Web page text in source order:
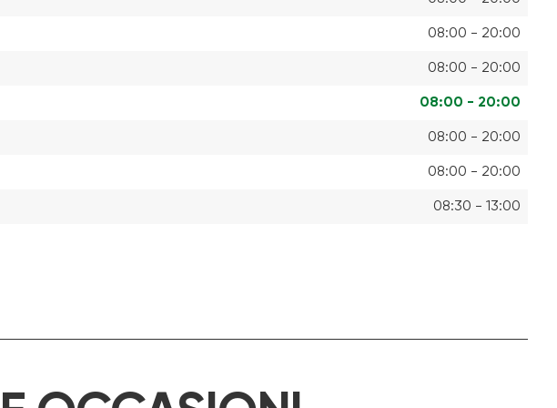
08:00 - 20:00
08:00 - 20:00
08:00 - 20:00
08:00 - 20:00
08:00 - 20:00
08:30 - 13:00